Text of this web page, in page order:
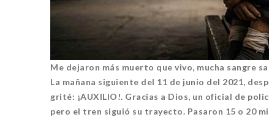
Me dejaron más muerto que vivo, mucha sangre
La mañana siguiente del 11 de junio del 2021,
grité: ¡AUXILIO!. Gracias a Dios, un oficial de
pero el tren siguió su trayecto. Pasaron 15 o 20